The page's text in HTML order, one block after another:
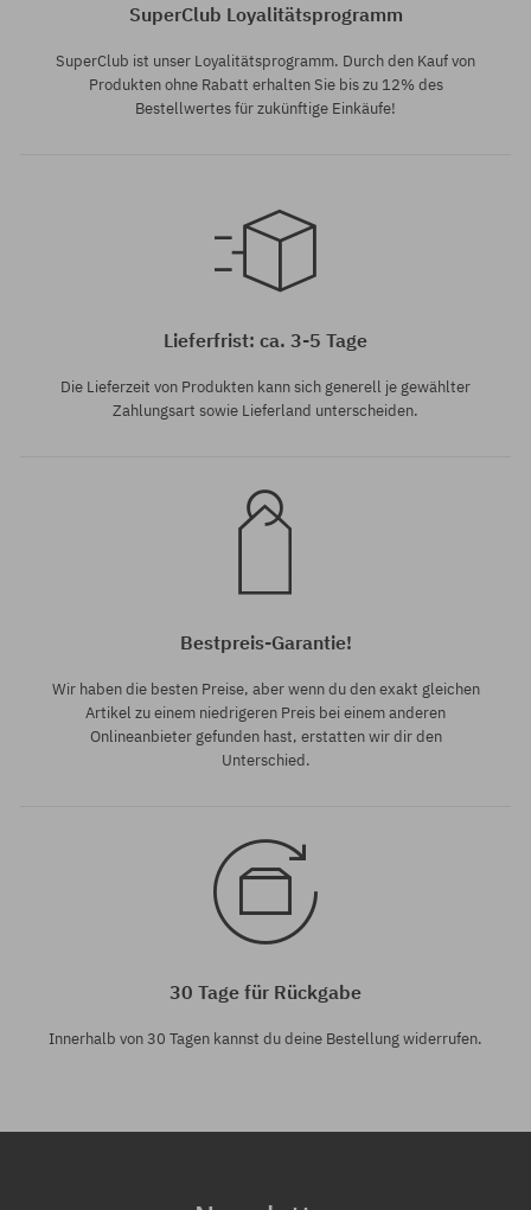
SuperClub Loyalitätsprogramm
SuperClub ist unser Loyalitätsprogramm. Durch den Kauf von
Produkten ohne Rabatt erhalten Sie bis zu 12% des
Bestellwertes für zukünftige Einkäufe!
Lieferfrist: ca. 3-5 Tage
Die Lieferzeit von Produkten kann sich generell je gewählter
Zahlungsart sowie Lieferland unterscheiden.
Bestpreis-Garantie!
Wir haben die besten Preise, aber wenn du den exakt gleichen
Artikel zu einem niedrigeren Preis bei einem anderen
Onlineanbieter gefunden hast, erstatten wir dir den
Unterschied.
30 Tage für Rückgabe
Innerhalb von 30 Tagen kannst du deine Bestellung widerrufen.